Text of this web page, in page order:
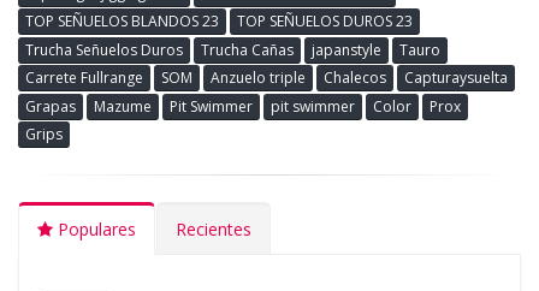
TOP SEÑUELOS BLANDOS 23
TOP SEÑUELOS DUROS 23
Trucha Señuelos Duros
Trucha Cañas japanstyle
Tauro
Carrete Fullrange
SOM Anzuelo triple Chalecos
Capturaysuelta
Grapas
Mazume Pit Swimmer pit swimmer Color
Prox
Grips
Populares Recientes